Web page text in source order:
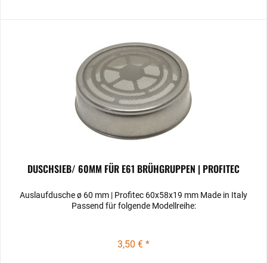
DUSCHSIEB/ 60MM FÜR E61 BRÜHGRUPPEN | PROFITEC
Auslaufdusche ø 60 mm | Profitec 60x58x19 mm Made in Italy
Passend für folgende Modellreihe:
3,50 € *